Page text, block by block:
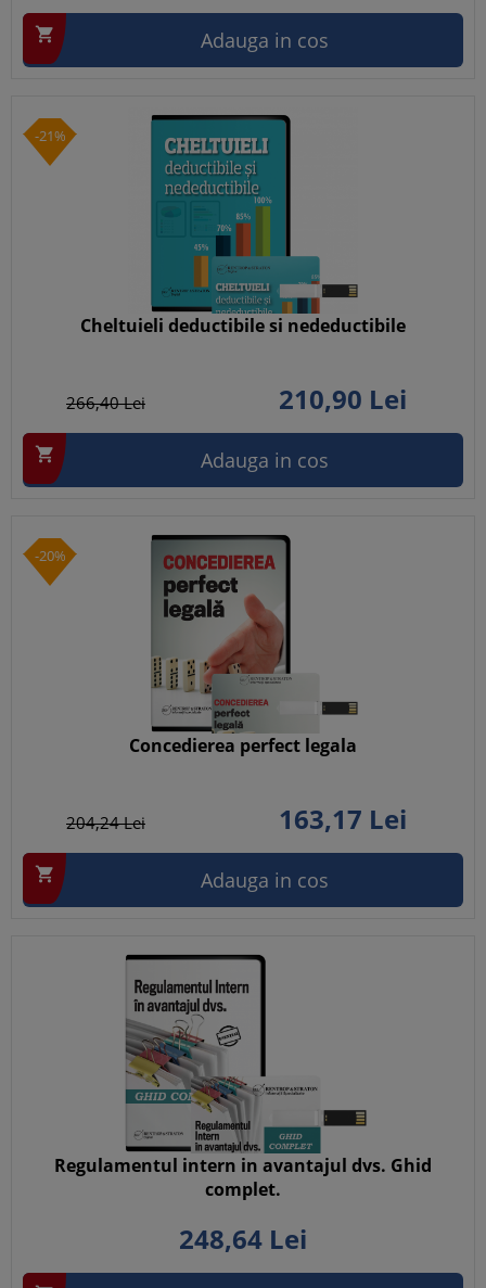
 Adauga in cos
-21%
Cheltuieli deductibile si nedeductibile
266,40Lei 210,90 Lei
 Adauga in cos
-20%
Concedierea perfect legala
204,24Lei 163,17 Lei
 Adauga in cos
Regulamentul intern in avantajul dvs. Ghid
complet.
248,64 Lei